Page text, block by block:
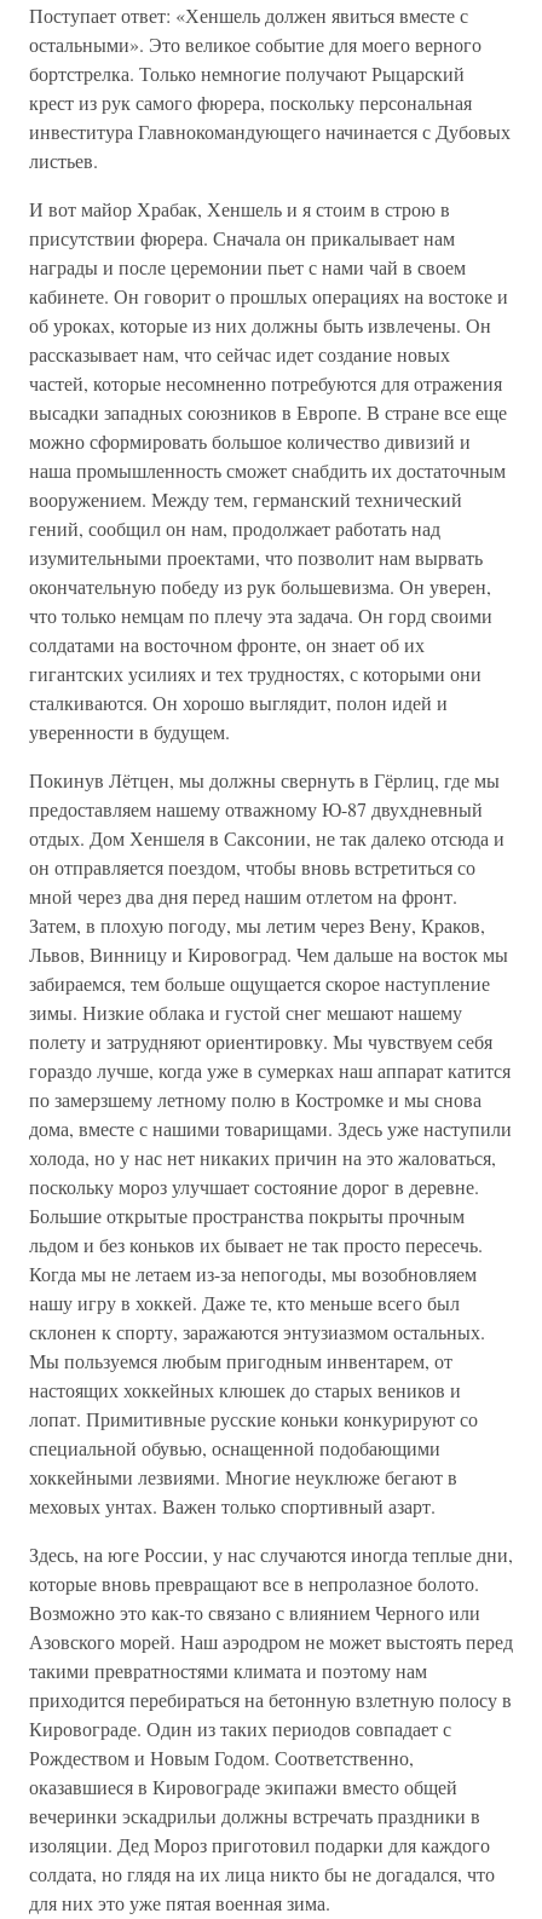
Поступает ответ: «Хеншель должен явиться вместе с
остальными». Это великое событие для моего верного
бортстрелка. Только немногие получают Рыцарский
крест из рук самого фюрера, поскольку персональная
инвеститура Главнокомандующего начинается с Дубовых
листьев.
И вот майор Храбак, Хеншель и я стоим в строю в
присутствии фюрера. Сначала он прикалывает нам
награды и после церемонии пьет с нами чай в своем
кабинете. Он говорит о прошлых операциях на востоке и
об уроках, которые из них должны быть извлечены. Он
рассказывает нам, что сейчас идет создание новых
частей, которые несомненно потребуются для отражения
высадки западных союзников в Европе. В стране все еще
можно сформировать большое количество дивизий и
наша промышленность сможет снабдить их достаточным
вооружением. Между тем, германский технический
гений, сообщил он нам, продолжает работать над
изумительными проектами, что позволит нам вырвать
окончательную победу из рук большевизма. Он уверен,
что только немцам по плечу эта задача. Он горд своими
солдатами на восточном фронте, он знает об их
гигантских усилиях и тех трудностях, с которыми они
сталкиваются. Он хорошо выглядит, полон идей и
уверенности в будущем.
Покинув Лётцен, мы должны свернуть в Гёрлиц, где мы
предоставляем нашему отважному Ю-87 двухдневный
отдых. Дом Хеншеля в Саксонии, не так далеко отсюда и
он отправляется поездом, чтобы вновь встретиться со
мной через два дня перед нашим отлетом на фронт.
Затем, в плохую погоду, мы летим через Вену, Краков,
Львов, Винницу и Кировоград. Чем дальше на восток мы
забираемся, тем больше ощущается скорое наступление
зимы. Низкие облака и густой снег мешают нашему
полету и затрудняют ориентировку. Мы чувствуем себя
гораздо лучше, когда уже в сумерках наш аппарат катится
по замерзшему летному полю в Костромке и мы снова
дома, вместе с нашими товарищами. Здесь уже наступили
холода, но у нас нет никаких причин на это жаловаться,
поскольку мороз улучшает состояние дорог в деревне.
Большие открытые пространства покрыты прочным
льдом и без коньков их бывает не так просто пересечь.
Когда мы не летаем из-за непогоды, мы возобновляем
нашу игру в хоккей. Даже те, кто меньше всего был
склонен к спорту, заражаются энтузиазмом остальных.
Мы пользуемся любым пригодным инвентарем, от
настоящих хоккейных клюшек до старых веников и
лопат. Примитивные русские коньки конкурируют со
специальной обувью, оснащенной подобающими
хоккейными лезвиями. Многие неуклюже бегают в
меховых унтах. Важен только спортивный азарт.
Здесь, на юге России, у нас случаются иногда теплые дни,
которые вновь превращают все в непролазное болото.
Возможно это как-то связано с влиянием Черного или
Азовского морей. Наш аэродром не может выстоять перед
такими превратностями климата и поэтому нам
приходится перебираться на бетонную взлетную полосу в
Кировограде. Один из таких периодов совпадает с
Рождеством и Новым Годом. Соответственно,
оказавшиеся в Кировограде экипажи вместо общей
вечеринки эскадрильи должны встречать праздники в
изоляции. Дед Мороз приготовил подарки для каждого
солдата, но глядя на их лица никто бы не догадался, что
для них это уже пятая военная зима.